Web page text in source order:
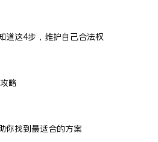
道这4步，维护自己合法权
略
你找到最适合的方案